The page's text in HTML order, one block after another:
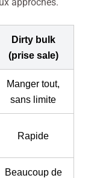
Dirty bulk
(prise sale)
Manger tout,
sans limite
Rapide
Beaucoup de